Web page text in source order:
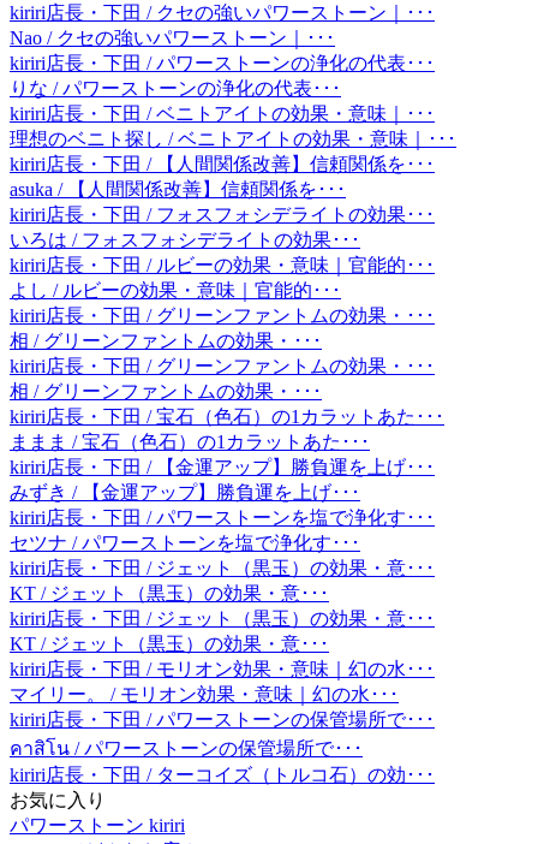
kiriri店長・下田 / クセの強いパワーストーン｜･･･
Nao / クセの強いパワーストーン｜･･･
kiriri店長・下田 / パワーストーンの浄化の代表･･･
りな / パワーストーンの浄化の代表･･･
kiriri店長・下田 / ベニトアイトの効果・意味｜･･･
理想のベニト探し / ベニトアイトの効果・意味｜･･･
kiriri店長・下田 / 【人間関係改善】信頼関係を･･･
asuka / 【人間関係改善】信頼関係を･･･
kiriri店長・下田 / フォスフォシデライトの効果･･･
いろは / フォスフォシデライトの効果･･･
kiriri店長・下田 / ルビーの効果・意味｜官能的･･･
よし / ルビーの効果・意味｜官能的･･･
kiriri店長・下田 / グリーンファントムの効果・･･･
相 / グリーンファントムの効果・･･･
kiriri店長・下田 / グリーンファントムの効果・･･･
相 / グリーンファントムの効果・･･･
kiriri店長・下田 / 宝石（色石）の1カラットあた･･･
ままま / 宝石（色石）の1カラットあた･･･
kiriri店長・下田 / 【金運アップ】勝負運を上げ･･･
みずき / 【金運アップ】勝負運を上げ･･･
kiriri店長・下田 / パワーストーンを塩で浄化す･･･
セツナ / パワーストーンを塩で浄化す･･･
kiriri店長・下田 / ジェット（黒玉）の効果・意･･･
KT / ジェット（黒玉）の効果・意･･･
kiriri店長・下田 / ジェット（黒玉）の効果・意･･･
KT / ジェット（黒玉）の効果・意･･･
kiriri店長・下田 / モリオン効果・意味｜幻の水･･･
マイリー。 / モリオン効果・意味｜幻の水･･･
kiriri店長・下田 / パワーストーンの保管場所で･･･
คาสิโน / パワーストーンの保管場所で･･･
kiriri店長・下田 / ターコイズ（トルコ石）の効･･･
お気に入り
パワーストーン kiriri